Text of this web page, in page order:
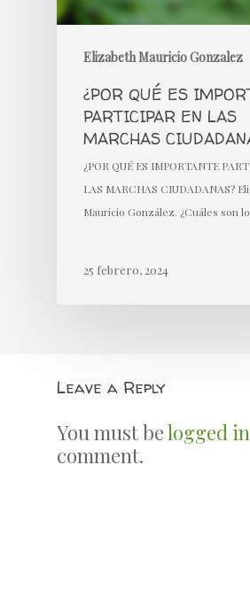
Elizabeth Mauricio Gonzalez
¿POR QUÉ ES
PARTICIPAR EN LAS
MARCHAS
¿POR QUÉ ES IMPORTANTE
LAS MARCHAS CIUDADANAS?
Mauricio González. ¿Cuáles son
25 febrero, 2024
Leave a Reply
You must belogged in
comment.